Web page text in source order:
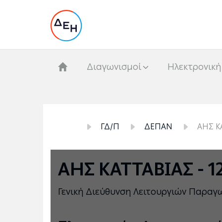
Διαγωνισμοί
ΓΔ/Π ΔΕΠΑΝ ΑΗΣ
ΑΗΣ ΚΑΤΤΑΒΙΑΣ -
Γενική Διεύθυνση Λειτουργιών